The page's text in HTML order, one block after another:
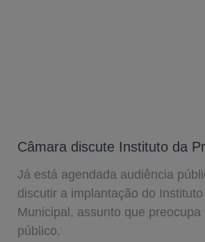
Câmara discute Instituto da
Já está agendada audiência
discutir a implantação do
Municipal, assunto que preocupa
público.